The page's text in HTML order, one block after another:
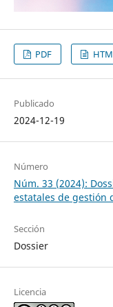
PDF
Publicado
2024-12-19
Número
Núm. 33 (2024):
estatales de gestión
Sección
Dossier
Licencia